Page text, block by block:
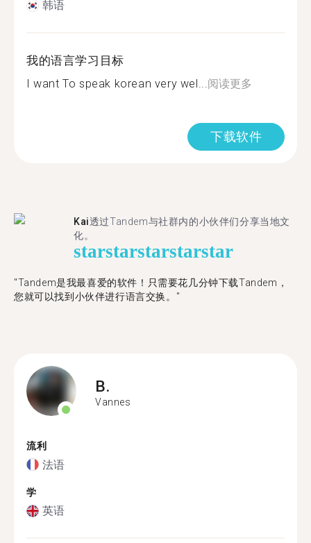
韩语
我的语言学习目标
I want To speak korean very wel...阅读更多
下载软件
Kai透过Tandem与社群内的小伙伴们分享当地文
化。
starstarstarstarstar
"Tandem是我最喜爱的软件！只需要花几分钟下载Tandem，
您就可以找到小伙伴进行语言交换。"
B.
Vannes
流利
法语
学
英语